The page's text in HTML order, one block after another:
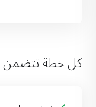
كل خطة تتضمن